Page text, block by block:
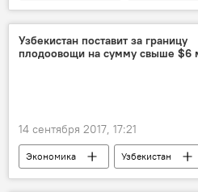
Узбекистан
Центральный банк Республики
банки
Узбекистан поставит за границу
плодоовощи на сумму свыше $6
14 сентября 2017, 17:21
Экономика Узбекистан
плодоовощная продукция